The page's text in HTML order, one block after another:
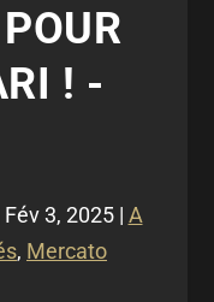
! -
Fév 3, 2025| A
, Mercato